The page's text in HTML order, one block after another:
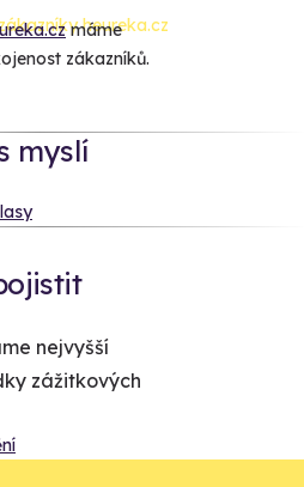
máme
zákazníků.
myslí
nejvyšší
zážitkových